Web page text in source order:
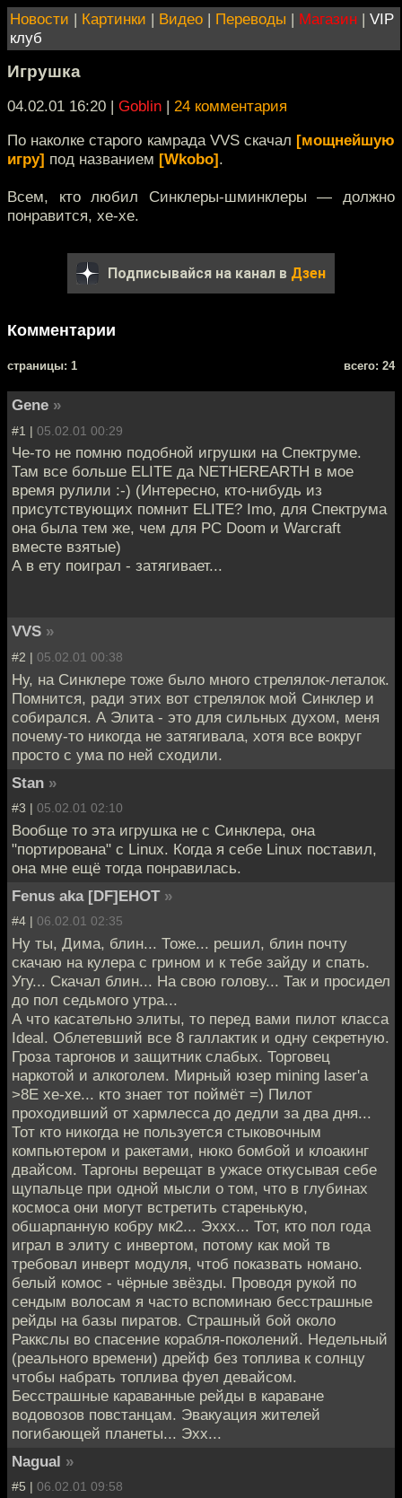
Новости | Картинки | Видео | Переводы | Магазин | VIP
клуб
Игрушка
04.02.01 16:20 | Goblin | 24 комментария
По наколке старого камрада VVS скачал [мощнейшую
игру] под названием [Wkobo].
Всем, кто любил Синклеры-шминклеры — должно
понравится, хе-хе.
Подписывайся на канал в Дзен
Комментарии
cтраницы: 1 всего: 24
Gene »
#1 | 05.02.01 00:29
Че-то не помню подобной игрушки на Спектруме.
Там все больше ELITE да NETHEREARTH в мое
время рулили :-) (Интересно, кто-нибудь из
присутствующих помнит ELITE? Imo, для Спектрума
она была тем же, чем для PC Doom и Warcraft
вместе взятые)
А в ету поиграл - затягивает...
VVS »
#2 | 05.02.01 00:38
Ну, на Синклере тоже было много стрелялок-леталок.
Помнится, ради этих вот стрелялок мой Синклер и
собирался. А Элита - это для сильных духом, меня
почему-то никогда не затягивала, хотя все вокруг
просто с ума по ней сходили.
Stan »
#3 | 05.02.01 02:10
Вообще то эта игрушка не с Синклера, она
"портирована" с Linux. Когда я себе Linux поставил,
она мне ещё тогда понравилась.
Fenus aka [DF]EHOT »
#4 | 06.02.01 02:35
Ну ты, Дима, блин... Тоже... решил, блин почту
скачаю на кулера с грином и к тебе зайду и спать.
Угу... Скачал блин... На свою голову... Так и просидел
до пол седьмого утра...
А что касательно элиты, то перед вами пилот класса
Ideal. Облетевший все 8 галлактик и одну секретную.
Гроза таргонов и защитник слабых. Торговец
наркотой и алкоголем. Мирный юзер mining laser'a
>8E хе-хе... кто знает тот поймёт =) Пилот
проходивший от хармлесса до дедли за два дня...
Тот кто никогда не пользуется стыковочным
компьютером и ракетами, нюко бомбой и клоакинг
двайсом. Таргоны верещат в ужасе откусывая себе
щупальце при одной мысли о том, что в глубинах
космоса они могут встретить старенькую,
обшарпанную кобру мк2... Эххх... Тот, кто пол года
играл в элиту с инвертом, потому как мой тв
требовал инверт модуля, чтоб показвать номано.
белый комос - чёрные звёзды. Проводя рукой по
сендым волосам я часто вспоминаю бесстрашные
рейды на базы пиратов. Страшный бой около
Раккслы во спасение корабля-поколений. Недельный
(реального времени) дрейф без топлива к солнцу
чтобы набрать топлива фуел девайсом.
Бесстрашные караванные рейды в караване
водовозов повстанцам. Эвакуация жителей
погибающей планеты... Эхх...
Nagual »
#5 | 06.02.01 09:58